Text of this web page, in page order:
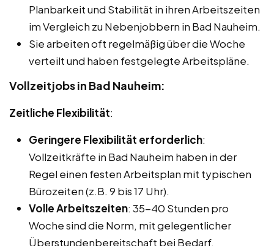
Planbarkeit und Stabilität in ihren Arbeitszeiten
im Vergleich zu Nebenjobbern in Bad Nauheim.
Sie arbeiten oft regelmäßig über die Woche
verteilt und haben festgelegte Arbeitspläne.
Vollzeitjobs in Bad Nauheim:
Zeitliche Flexibilität:
Geringere Flexibilität erforderlich:
Vollzeitkräfte in Bad Nauheim haben in der
Regel einen festen Arbeitsplan mit typischen
Bürozeiten (z.B. 9 bis 17 Uhr).
Volle Arbeitszeiten: 35-40 Stunden pro
Woche sind die Norm, mit gelegentlicher
Überstundenbereitschaft bei Bedarf.